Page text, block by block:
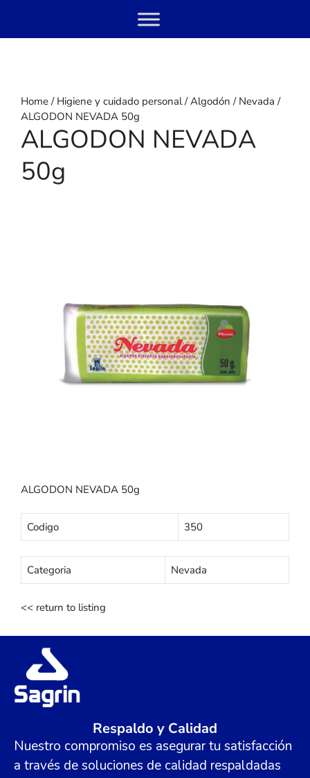
content
Home/ Higiene y cuidado personal/Algodón / Nevada /
ALGODON NEVADA 50g
ALGODON NEVADA
50g
ALGODON NEVADA 50g
Codigo 350
Categoria Nevada
<< return to listing
Respaldo y Calidad
Nuestro compromiso es asegurar tu satisfacción
a través de soluciones de calidad respaldadas